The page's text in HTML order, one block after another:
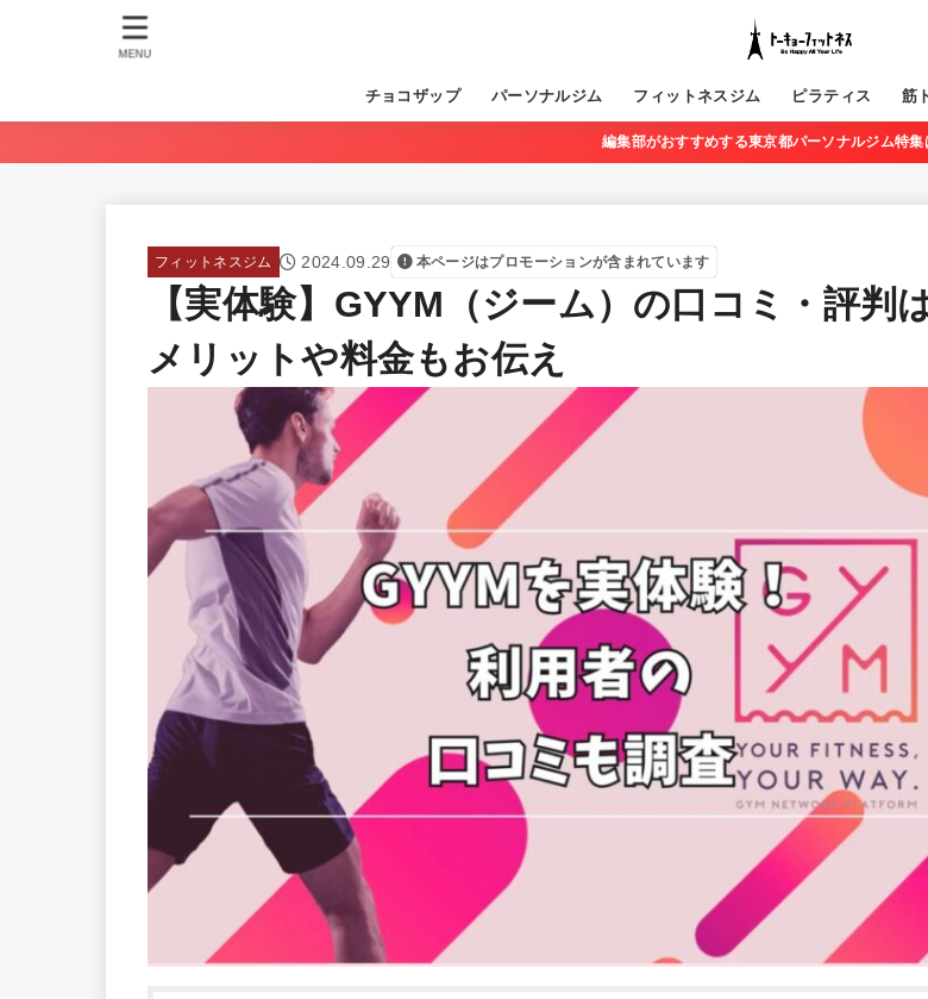
チョコザップ パーソナルジム フィットネスジム ピラティス 筋
MENU
編集部がおすすめする東京都パーソナルジム特集
フィットネスジム 2024.09.29 本ページはプロモーションが含まれています
【実体験】GYYM（ジーム）の口コミ・評判
メリットや料金もお伝え